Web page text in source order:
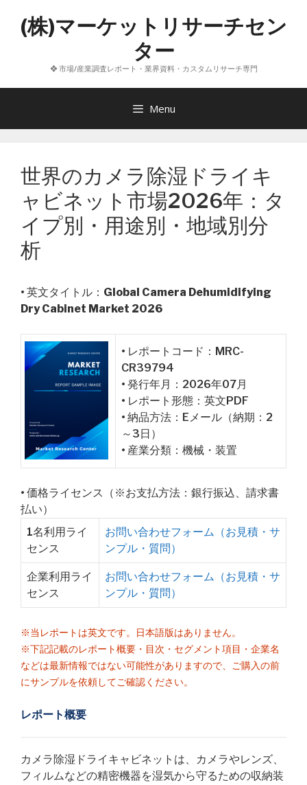
へ
(株)マーケットリサーチセン
ター
❖ 市場/産業調査レポート・業界資料・カスタムリサーチ専門
Menu
世界のカメラ除湿ドライキ
ャビネット市場2026年：タ
イプ別・用途別・地域別分
析
• 英文タイトル： Global Camera Dehumidifying
Dry Cabinet Market 2026
• レポートコード：MRC-
CR39794
• 発行年月：2026年07月
• レポート形態：英文PDF
• 納品方法：Eメール（納期：2
～3日）
• 産業分類：機械・装置
• 価格ライセンス（※お支払方法：銀行振込、請求書
払い）
1名利用ライ
センス
お問い合わせフォーム（お見積・サ
ンプル・質問）
企業利用ライ
センス
お問い合わせフォーム（お見積・サ
ンプル・質問）
※当レポートは英文です。日本語版はありません。
※下記記載のレポート概要・目次・セグメント項目・企業名
などは最新情報ではない可能性がありますので、ご購入の前
にサンプルを依頼してご確認ください。
レポート概要
カメラ除湿ドライキャビネットは、カメラやレンズ、
フィルムなどの精密機器を湿気から守るための収納装